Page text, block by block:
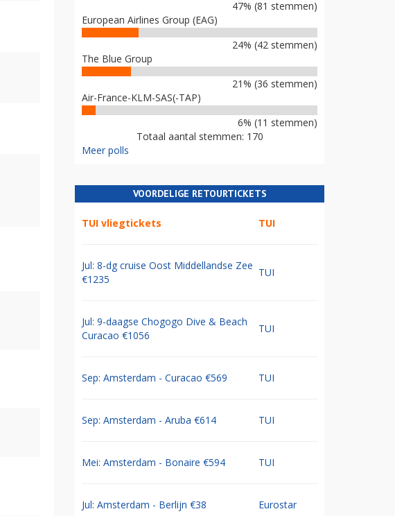
47% (81 stemmen)
European Airlines Group (EAG)
24% (42 stemmen)
The Blue Group
21% (36 stemmen)
Air-France-KLM-SAS(-TAP)
6% (11 stemmen)
Totaal aantal stemmen: 170
Meer polls
VOORDELIGE RETOURTICKETS
TUI vliegtickets TUI
Jul: 8-dg cruise Oost Middellandse Zee
€1235
TUI
Jul: 9-daagse Chogogo Dive & Beach
Curacao €1056
TUI
Sep: Amsterdam - Curacao €569 TUI
Sep: Amsterdam - Aruba €614 TUI
Mei: Amsterdam - Bonaire €594 TUI
Jul: Amsterdam - Berlijn €38 Eurostar